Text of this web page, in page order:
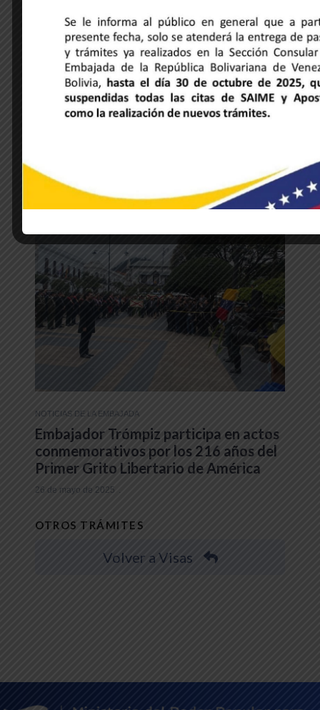
NOTICIAS DE LA EMBAJADA
Venezuela y Honduras unidas a través
NOTICIAS DE LA EMBAJADA
Embajador Trómpiz participa en actos
conmemorativos por los 216 años del
Primer Grito Libertario de América
26 de mayo de 2025
OTROS TRÁMITES
Volver a Visas